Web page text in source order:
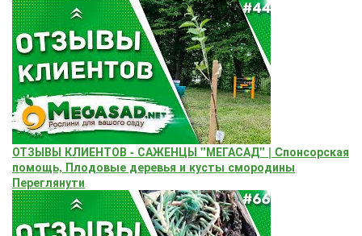
ОТЗЫВЫ КЛИЕНТОВ - САЖЕНЦЫ "МЕГАСАД" | Cпонсорская
помощь, Плодовые деревья и кусты смородины
Переглянути